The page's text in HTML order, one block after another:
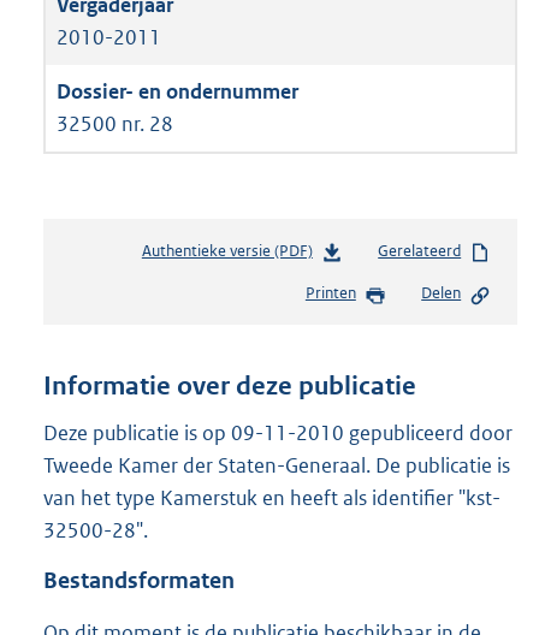
2010-2011
32500 nr. 28
Authentieke versie (PDF)b
s
n
s
r
o
:
Gerelateerd
Printen Delen
Informatie over deze publicatie
Deze publicatie is op 09-11-2010 gepubliceerd door
Tweede Kamer der Staten-Generaal. De publicatie is
van het type Kamerstuk en heeft als identifier "kst-
32500-28".
Bestandsformaten